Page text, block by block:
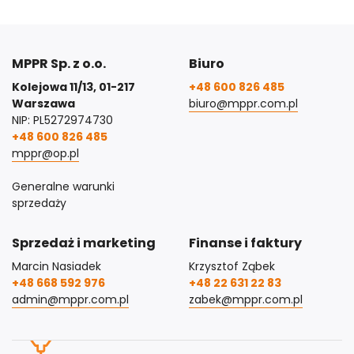
MPPR Sp. z o.o.
Kolejowa 11/13, 01-217
Warszawa
NIP: PL5272974730
+48 600 826 485
mppr@op.pl
Generalne warunki
sprzedaży
Biuro
+48 600 826 485
biuro@mppr.com.pl
Sprzedaż i marketing
Marcin Nasiadek
+48 668 592 976
admin@mppr.com.pl
Finanse i faktury
Krzysztof Ząbek
+48 22 631 22 83
zabek@mppr.com.pl